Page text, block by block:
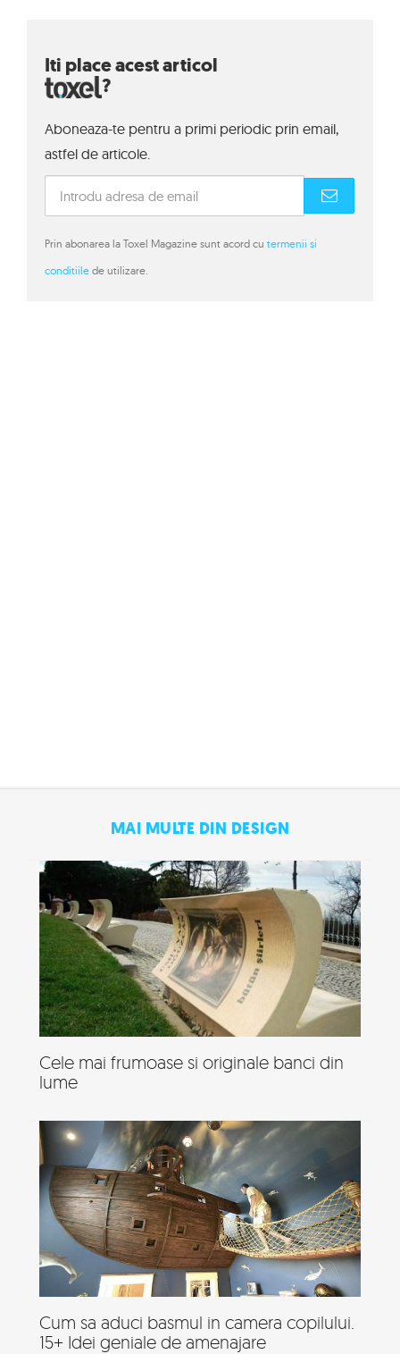
Iti place acest articol
?
Aboneaza-te pentru a primi periodic prin email,
astfel de articole.
Prin abonarea la Toxel Magazine sunt acord cu termenii si
conditiile de utilizare.
MAI MULTE DIN DESIGN
Cele mai frumoase si originale banci din
lume
Cum sa aduci basmul in camera copilului.
15+ Idei geniale de amenajare